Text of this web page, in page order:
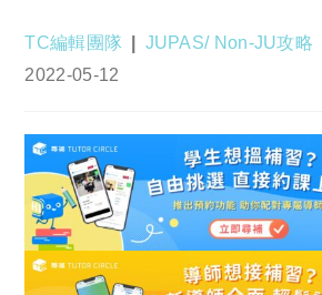
Post
author:
TC編輯團隊
Post
JUPAS/ Non-JU攻略
Post
2022-05-12